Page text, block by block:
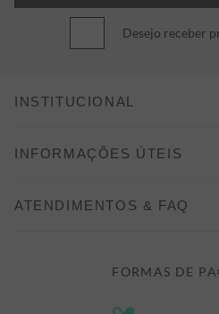
Desejo receber
INSTITUCIONAL
CONHEÇA A ALEATORY
INFORMAÇÕES ÚTEIS
FORMAS DE PAGAMENTO
POLÍTICA DE PRIVACIDADE
ATENDIMENTOS & FAQ
FORMAS DE